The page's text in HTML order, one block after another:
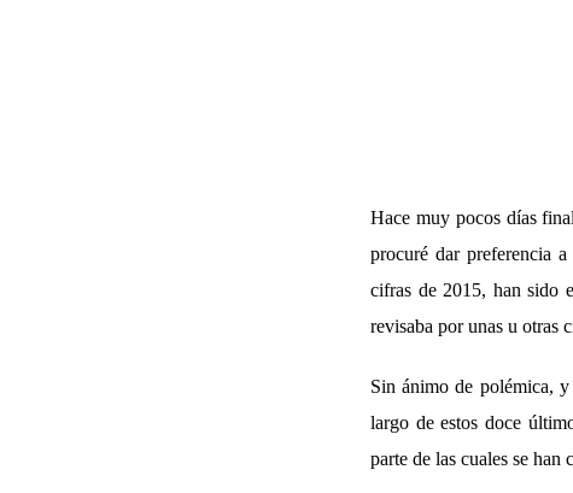
Hace muy pocos días
procuré dar preferencia
cifras de 2015, han sido
revisaba por unas u otras
Sin ánimo de polémica,
largo de estos doce
parte de las cuales se han